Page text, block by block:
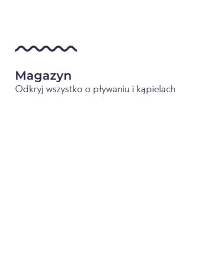
Magazyn
Odkryj wszystko o pływaniu i kąpielach